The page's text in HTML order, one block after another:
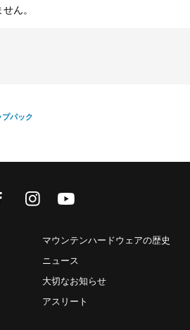
ん。
パック
facebookinstagram
マウンテンハードウェアの歴史
ニュース
大切なお知らせ
アスリート